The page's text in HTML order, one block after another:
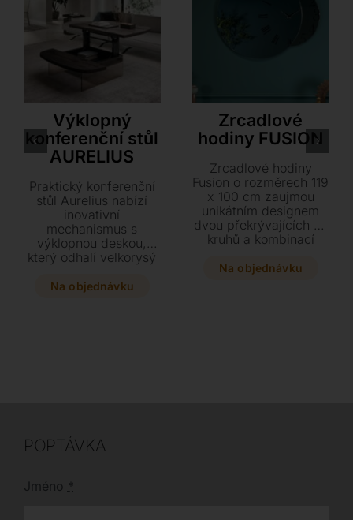
Výklopný
konferenční stůl
AURELIUS
Praktický konferenční
stůl Aurelius nabízí
inovativní
mechanismus s
výklopnou deskou,
který odhalí velkorysý
Elegantní kombinaci
Na objednávku
Zrcadlové
hodiny FUSION
Zrcadlové hodiny
Fusion o rozměrech 119
x 100 cm zaujmou
unikátním designem
dvou překrývajících se
kruhů a kombinací
číslic. Tento stylový
Na objednávku
POPTÁVKA
Jméno *